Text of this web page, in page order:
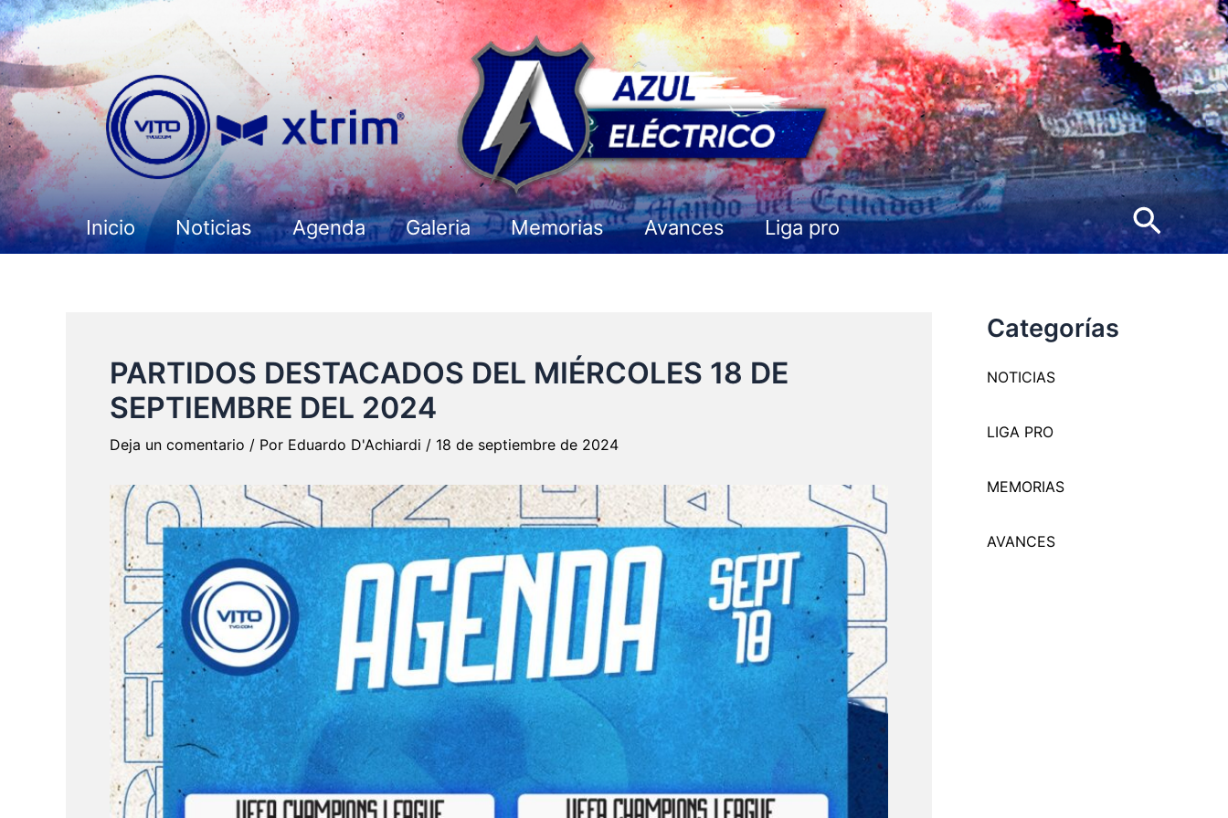
Ir
al
contenido
Inicio Noticias Agenda Galeria Memorias Avances Liga pro
PARTIDOS DESTACADOS DEL MIÉRCOLES 18 DE
SEPTIEMBRE DEL 2024
Deja un comentario / Por Eduardo D'Achiardi / 18 de septiembre de 2024
Categorías
NOTICIAS
LIGA PRO
MEMORIAS
AVANCES